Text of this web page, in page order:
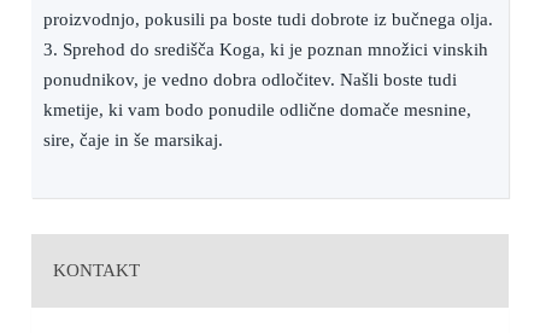
proizvodnjo, pokusili pa boste tudi dobrote iz bučnega olja.
3. Sprehod do središča Koga, ki je poznan množici vinskih
ponudnikov, je vedno dobra odločitev. Našli boste tudi
kmetije, ki vam bodo ponudile odlične domače mesnine,
sire, čaje in še marsikaj.
KONTAKT